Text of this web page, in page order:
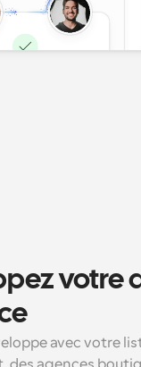
votre
avec votre